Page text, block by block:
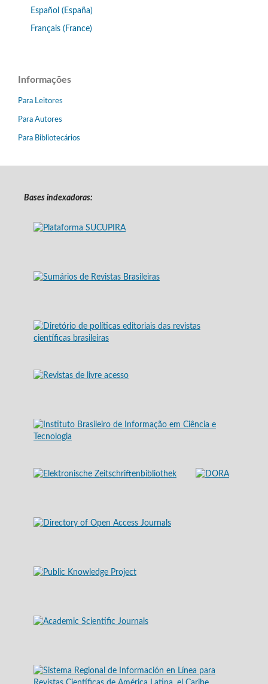
Español (España)
Français (France)
Informações
Para Leitores
Para Autores
Para Bibliotecários
Bases indexadoras: